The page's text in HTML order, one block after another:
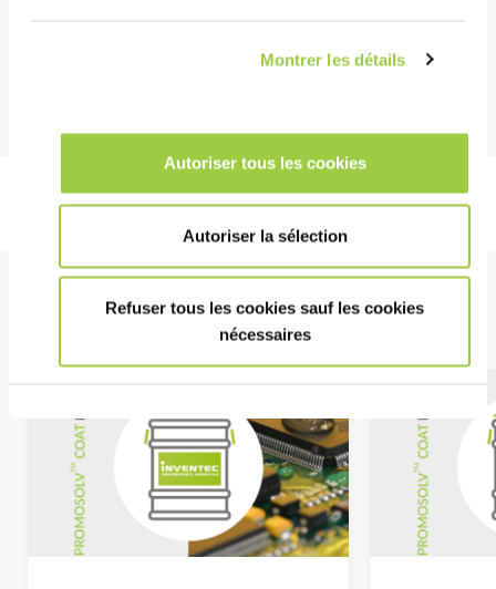
Montrer les détails
Autoriser tous les cookies
Autoriser la sélection
Refuser tous les cookies sauf les cookies
nécessaires
明星产品